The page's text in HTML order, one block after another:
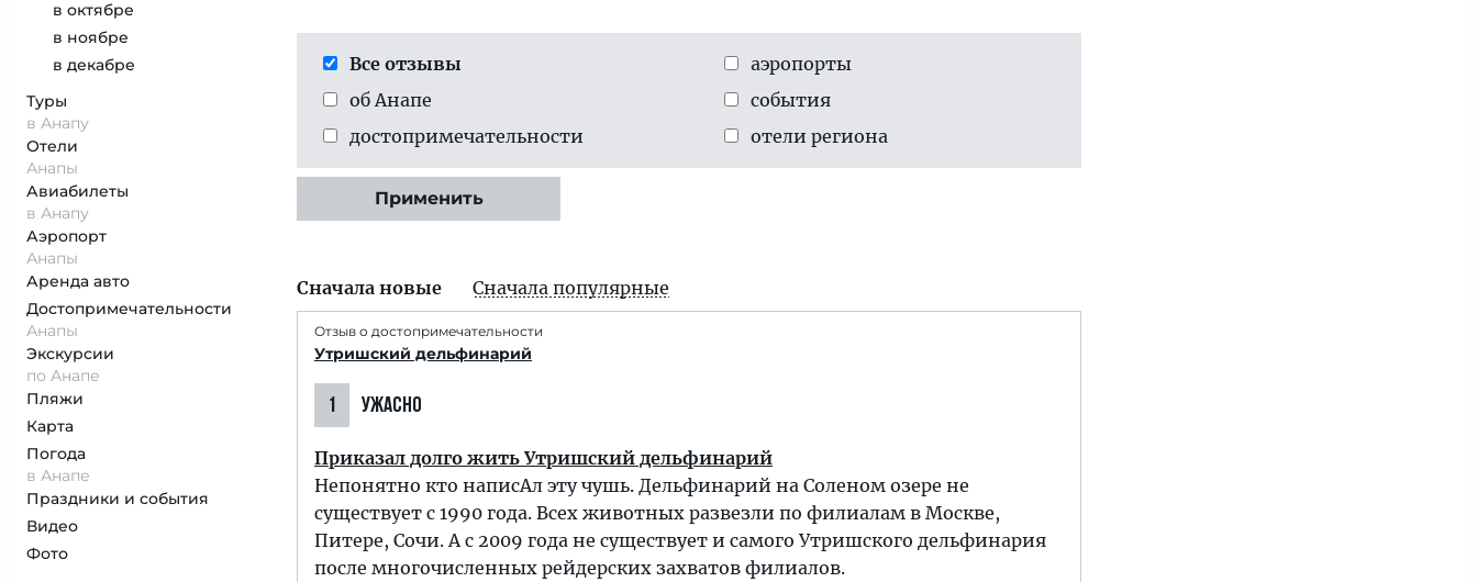
в октябре
в ноябре
в декабре
Туры
в Анапу
Отели
Анапы
Авиабилеты
в Анапу
Аэропорт
Анапы
Аренда авто
Достопримеча­тельности
Анапы
Экскурсии
по Анапе
Пляжи
Карта
Погода
в Анапе
Праздники и события
Видео
Фото
Все отзывы
об Анапе
достопримеча­тельности
аэропорты
события
отели региона
Применить
Сначала новые Сначала популярные
Отзыв о достопримечательности
Утришский дельфинарий
1 УЖАСНО
Приказал долго жить Утришский дельфинарий
Непонятно кто написАл эту чушь. Дельфинарий на Соленом озере не
существует с 1990 года. Всех животных развезли по филиалам в Москве,
Питере, Сочи. А с 2009 года не существует и самого Утришского дельфинария
после многочисленных рейдерских захватов филиалов.